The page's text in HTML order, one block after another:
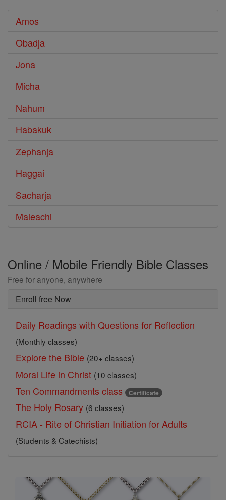
Amos
Obadja
Jona
Micha
Nahum
Habakuk
Zephanja
Haggai
Sacharja
Maleachi
Online / Mobile Friendly Bible Classes
Free for anyone, anywhere
Enroll free Now
Daily Readings with Questions for Reflection
(Monthly classes)
Explore the Bible (20+ classes)
Moral Life in Christ (10 classes)
Ten Commandments class Certificate
The Holy Rosary (6 classes)
RCIA - Rite of Christian Initiation for Adults
(Students & Catechists)